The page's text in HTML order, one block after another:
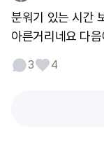
분워기 있는 시간
아른거리네요 다
3 4